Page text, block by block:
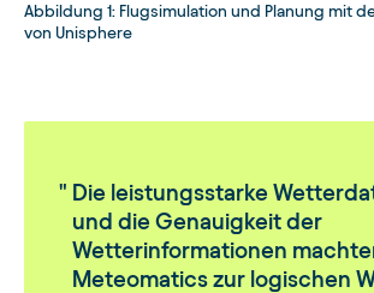
Abbildung 1: Flugsimulation und Planung mit
von Unisphere
Die leistungsstarke
und die Genauigkeit der
Wetterinformationen
Meteomatics zur logischen